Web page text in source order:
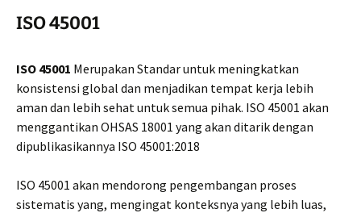
ISO 45001
ISO 45001 Merupakan Standar untuk meningkatkan
konsistensi global dan menjadikan tempat kerja lebih
aman dan lebih sehat untuk semua pihak. ISO 45001 akan
menggantikan OHSAS 18001 yang akan ditarik dengan
dipublikasikannya ISO 45001:2018
ISO 45001 akan mendorong pengembangan proses
sistematis yang, mengingat konteksnya yang lebih luas,